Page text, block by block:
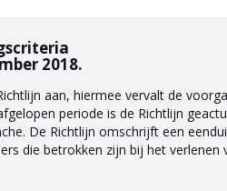
2018.
aan, hiermee vervalt de
periode is de Richtlijn
De Richtlijn omschrijft een
die betrokken zijn bij het verlenen